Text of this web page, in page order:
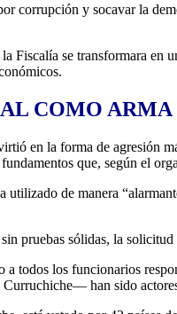
corrupción y socavar la
Fiscalía se transformara en
COMO ARMA
en la forma de agresión
que, según el
de manera
pruebas sólidas, la
todos los funcionarios
han sido